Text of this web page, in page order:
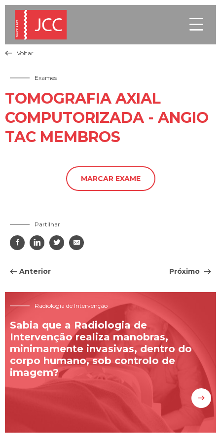

 Voltar
Exames
TOMOGRAFIA AXIAL
COMPUTORIZADA - ANGIO
TAC MEMBROS
MARCAR EXAME
Partilhar
   
Anterior Próximo
Radiologia de Intervenção
Sabia que a Radiologia de
Intervenção realiza manobras,
minimamente invasivas, dentro do
corpo humano, sob controlo de
imagem?